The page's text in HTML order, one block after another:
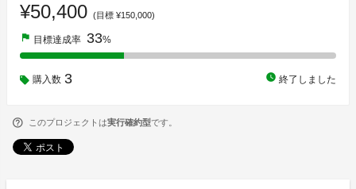
¥50,400 (目標 ¥150,000)
flag 目標達成率 33%
購入数 3 watch_later 終了しました
このプロジェクトは実行確約型です。